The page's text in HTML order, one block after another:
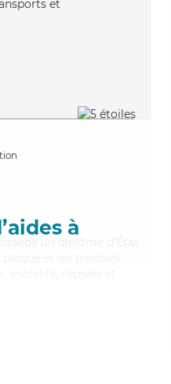
et
à
un diplôme d'État
et les troubles